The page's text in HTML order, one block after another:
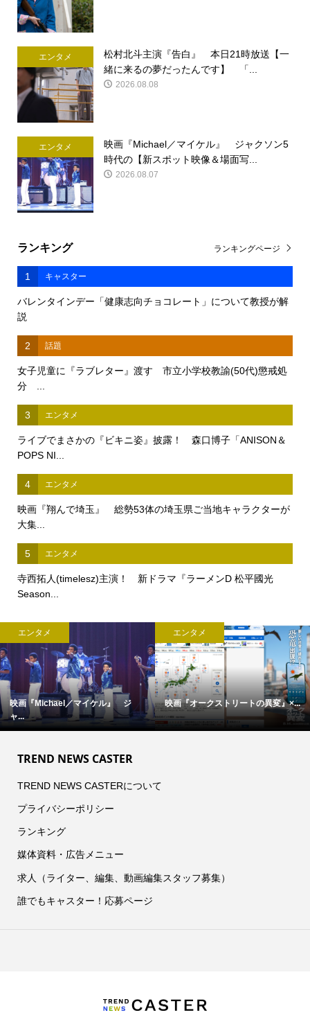
エンタメ
松村北斗主演『告白』 本日21時放送【一
緒に来るの夢だったんです】 「...
2026.08.08
エンタメ
映画『Michael／マイケル』 ジャクソン5
時代の【新スポット映像＆場面写...
2026.08.07
ランキング
1 キャスター
バレンタインデー「健康志向チョコレート」について教授が解
説
2 話題
女子児童に『ラブレター』渡す 市立小学校教諭(50代)懲戒処
分 ...
3 エンタメ
ライブでまさかの『ビキニ姿』披露！ 森口博子「ANISON＆
POPS NI...
4 エンタメ
映画『翔んで埼玉』 総勢53体の埼玉県ご当地キャラクターが
大集...
5 エンタメ
寺西拓人(timelesz)主演！ 新ドラマ『ラーメンD 松平國光
Season...
ランキングページ
エンタメ
映画『Michael／マイケル』 ジ
ャ...
エンタメ
映画『オークストリートの異変』×...
TREND NEWS CASTER
TREND NEWS CASTERについて
プライバシーポリシー
ランキング
媒体資料・広告メニュー
求人（ライター、編集、動画編集スタッフ募集）
誰でもキャスター！応募ページ